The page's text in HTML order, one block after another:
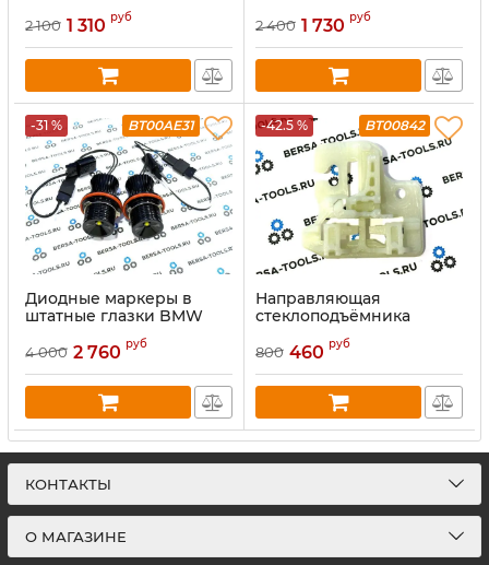
2 100 1 310 руб 2 400 1 730 руб
-31 % BT00AE31
Диодные маркеры в
штатные глазки BMW
4 000 2 760 руб
-42.5 % BT00842
Направляющая
стеклоподъёмника
передних дверей BMW
X5 E53 (2000-2006) L
800 460 руб
КОНТАКТЫ
О МАГАЗИНЕ